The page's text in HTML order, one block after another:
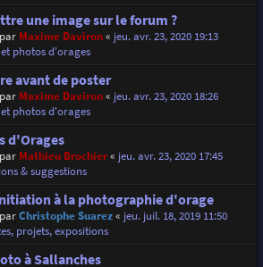
une image sur le forum ?
Maxime Daviron« jeu. avr. 23, 2020 19:13
et photos d'orages
avant de poster
Maxime Daviron« jeu. avr. 23, 2020 18:26
et photos d'orages
d'Orages
Mathieu Brochier« jeu. avr. 23, 2020 17:45
& suggestions
à la photographie d'orage
Christophe Suarez« jeu. juil. 18, 2019 11:50
projets, expositions
à Sallanches